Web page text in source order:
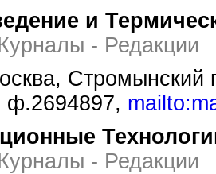
и
- Редакции
Стромынский
ф.2694897,
- Редакции